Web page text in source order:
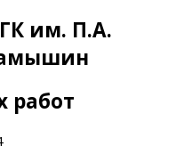
им. П.А.
работ